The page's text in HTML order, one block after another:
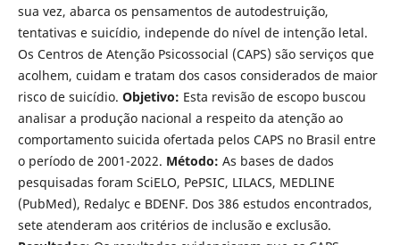
sua vez, abarca os pensamentos de autodestruição,
tentativas e suicídio, independe do nível de intenção letal.
Os Centros de Atenção Psicossocial (CAPS) são serviços que
acolhem, cuidam e tratam dos casos considerados de maior
risco de suicídio. Objetivo: Esta revisão de escopo buscou
analisar a produção nacional a respeito da atenção ao
comportamento suicida ofertada pelos CAPS no Brasil entre
o período de 2001-2022. Método: As bases de dados
pesquisadas foram SciELO, PePSIC, LILACS, MEDLINE
(PubMed), Redalyc e BDENF. Dos 386 estudos encontrados,
sete atenderam aos critérios de inclusão e exclusão.